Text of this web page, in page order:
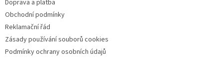
Doprava a platba
Obchodní podmínky
Reklamační řád
Zásady používání souborů cookies
Podmínky ochrany osobních údajů